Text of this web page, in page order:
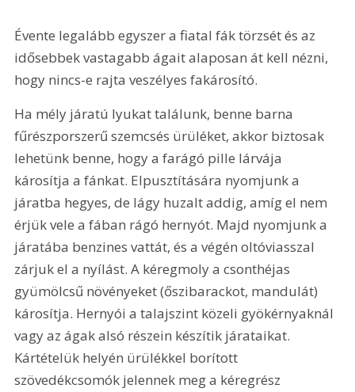
Évente legalább egyszer a fiatal fák törzsét és az
idősebbek vastagabb ágait alaposan át kell nézni,
hogy nincs-e rajta veszélyes fakárosító.
Ha mély járatú lyukat találunk, benne barna
fűrészporszerű szemcsés ürüléket, akkor biztosak
lehetünk benne, hogy a farágó pille lárvája
károsítja a fánkat. Elpusztítására nyomjunk a
járatba hegyes, de lágy huzalt addig, amíg el nem
érjük vele a fában rágó hernyót. Majd nyomjunk a
járatába benzines vattát, és a végén oltóviasszal
zárjuk el a nyílást. A kéregmoly a csonthéjas
gyümölcsű növényeket (őszibarackot, mandulát)
károsítja. Hernyói a talajszint közeli gyökérnyaknál
vagy az ágak alsó részein készítik járataikat.
Kártételük helyén ürülékkel borított
szövedékcsomók jelennek meg a kéregrész